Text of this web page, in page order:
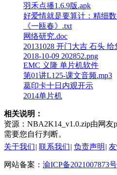
羽禾点播1.6.9版.apk
好爱情就是要算计：精细
《一瓯春》.txt
网络研究.doc
20131028 开门大吉 石头
2018-10-09 202852.png
EMC 义隆 单片机软件
第01讲L125-课文音频.mp3
葛印卡十日内观开示
2014单片机
相关说明：
资源：NBA2K14_v1.0.zip由网
需要您自行判断。
关于我们| 联系我们| 负责声明 |
网站备案： 渝ICP备2021007873号